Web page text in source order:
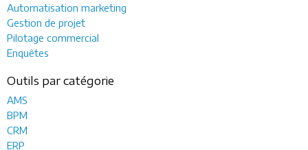
Automatisation marketing
Gestion de projet
Pilotage commercial
Enquêtes
Outils par catégorie
AMS
BPM
CRM
ERP